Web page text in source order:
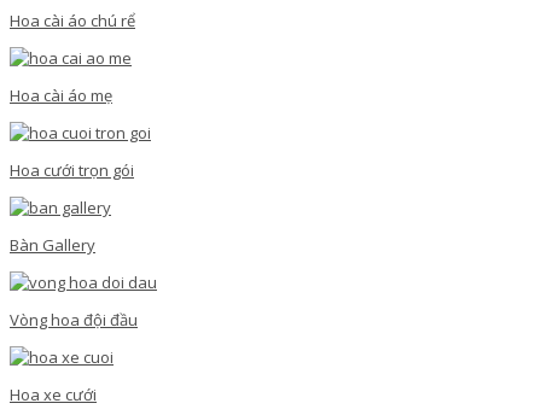
Hoa cài áo chú rể
Hoa cài áo mẹ
Hoa cưới trọn gói
Bàn Gallery
Vòng hoa đội đầu
Hoa xe cưới